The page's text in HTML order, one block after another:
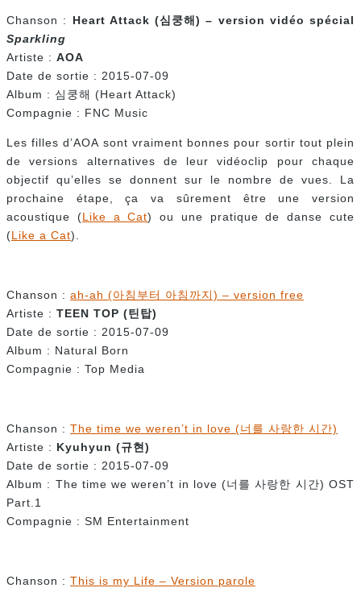
Chanson : Heart Attack (심쿵해) – version vidéo spécial
Sparkling
Artiste : AOA
Date de sortie : 2015-07-09
Album : 심쿵해 (Heart Attack)
Compagnie : FNC Music
Les filles d’AOA sont vraiment bonnes pour sortir tout plein
de versions alternatives de leur vidéoclip pour chaque
objectif qu’elles se donnent sur le nombre de vues. La
prochaine étape, ça va sûrement être une version
acoustique (Like a Cat) ou une pratique de danse cute
(Like a Cat).
Chanson : ah-ah (아침부터 아침까지) – version free
Artiste : TEEN TOP (틴탑)
Date de sortie : 2015-07-09
Album : Natural Born
Compagnie : Top Media
Chanson : The time we weren’t in love (너를 사랑한 시간)
Artiste : Kyuhyun (규현 )
Date de sortie : 2015-07-09
Album : The time we weren’t in love (너를 사랑한 시간) OST
Part.1
Compagnie : SM Entertainment
Chanson : This is my Life – Version parole